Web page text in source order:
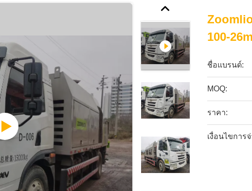
100-
ชื่อแบรนด์:
MOQ:
ราคา:
เงื่อนไขการจ่